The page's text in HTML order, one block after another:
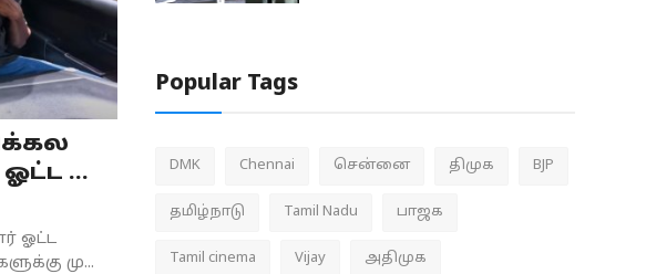
...
ஓட்ட
மு...
Popular Tags
DMK Chennai சென்னை திமுக BJP
தமிழ்நாடு Tamil Nadu பாஜக
Tamil cinema Vijay அதிமுக